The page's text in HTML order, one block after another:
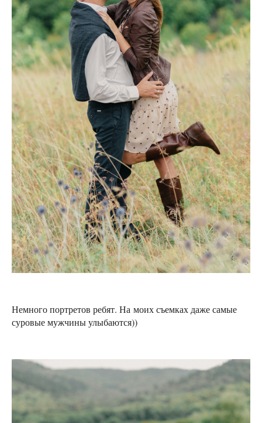
Немного портретов ребят. На моих съемках даже самые
суровые мужчины улыбаются))